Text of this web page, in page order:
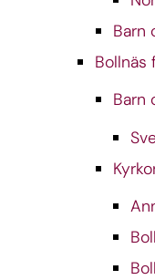
Barn
Bollnäs
Barn